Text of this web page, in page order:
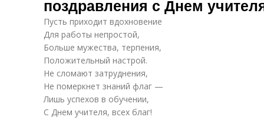
поздравления с Днем
Пусть приходит вдохновение
Для работы непростой,
Больше мужества, терпения,
Положительный настрой.
Не сломают затруднения,
Не померкнет знаний флаг —
Лишь успехов в обучении,
С Днем учителя, всех благ!